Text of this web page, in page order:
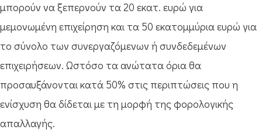
μπορούν να ξεπερνούν τα 20 εκατ. ευρώ για
μεμονωμένη επιχείρηση και τα 50 εκατομμύρια ευρώ για
το σύνολο των συνεργαζόμενων ή συνδεδεμένων
επιχειρήσεων. Ωστόσο τα ανώτατα όρια θα
προσαυξάνονται κατά 50% στις περιπτώσεις που η
ενίσχυση θα δίδεται με τη μορφή της φορολογικής
απαλλαγής.